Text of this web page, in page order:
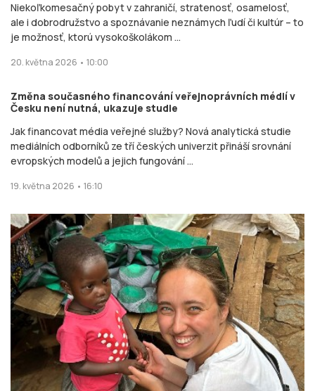
Niekoľkomesačný pobyt v zahraničí, stratenosť, osamelosť,
ale i dobrodružstvo a spoznávanie neznámych ľudí či kultúr – to
je možnosť, ktorú vysokoškolákom ...
20. května 2026 • 10:00
Změna současného financování veřejnoprávních médií v
Česku není nutná, ukazuje studie
Jak financovat média veřejné služby? Nová analytická studie
mediálních odborníků ze tří českých univerzit přináší srovnání
evropských modelů a jejich fungování ...
19. května 2026 • 16:10